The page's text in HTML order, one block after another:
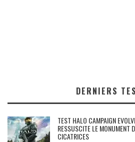
DERNIERS
TEST HALO CAMPAIGN
RESSUSCITE LE MONUMENT
CICATRICES